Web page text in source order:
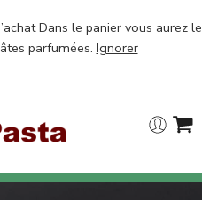
Dans le panier vous aurez le
parfumées. Ignorer